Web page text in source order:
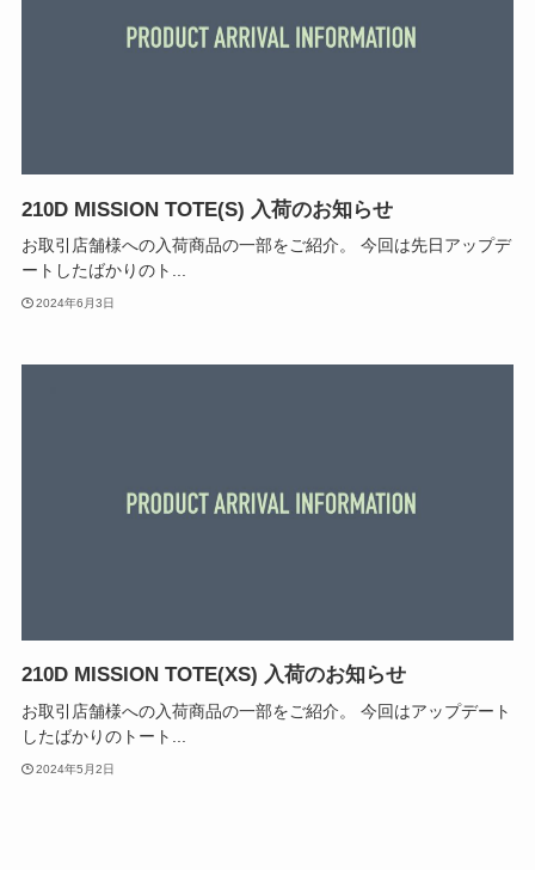
210D MISSION TOTE(S) 入荷のお知らせ
お取引店舗様への入荷商品の一部をご紹介。 今回は先日アップデ
ートしたばかりのト...
2024年6月3日
210D MISSION TOTE(XS) 入荷のお知らせ
お取引店舗様への入荷商品の一部をご紹介。 今回はアップデート
したばかりのトート...
2024年5月2日